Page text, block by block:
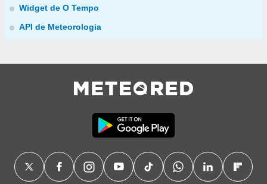
Widget de O Tempo
API de Meteorologia